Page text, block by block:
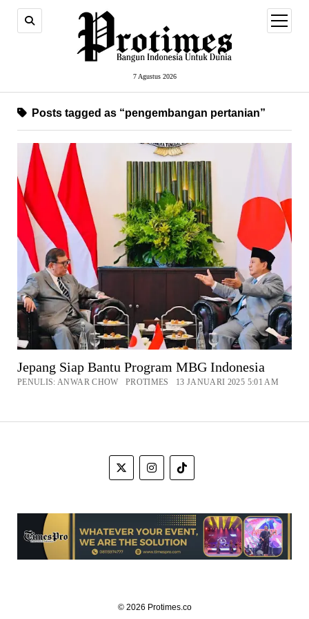
7 Agustus 2026
open
menu
Posts tagged as “pengembangan pertanian”
Jepang Siap Bantu Program MBG Indonesia
PENULIS: ANWAR CHOW PROTIMES 13 JANUARI 2025 5:01 AM
© 2026 Protimes.co